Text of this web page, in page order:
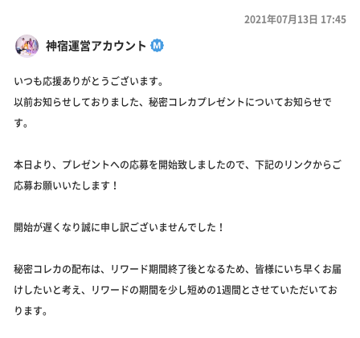
神宿運営アカウント
2021年07月13日 17:45
いつも応援ありがとうございます。
以前お知らせしておりました、秘密コレカプレゼントについてお知らせで
す。
本日より、プレゼントへの応募を開始致しましたので、下記のリンクからご
応募お願いいたします！
開始が遅くなり誠に申し訳ございませんでした！
秘密コレカの配布は、リワード期間終了後となるため、皆様にいち早くお届
けしたいと考え、リワードの期間を少し短めの1週間とさせていただいてお
ります。